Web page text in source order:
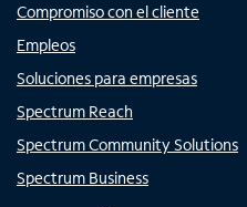
Compromiso con el cliente
Empleos
Soluciones para empresas
Spectrum Reach
Spectrum Community Solutions
Spectrum Business